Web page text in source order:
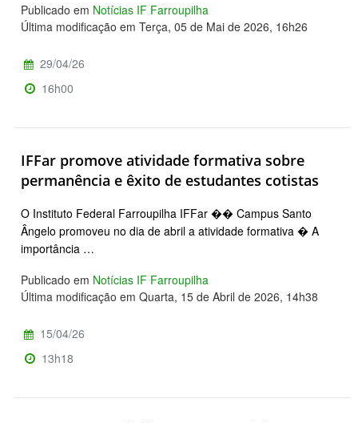
Publicado em Notícias IF Farroupilha
Última modificação em Terça, 05 de Mai de 2026, 16h26
29/04/26
16h00
IFFar promove atividade formativa sobre
permanência e êxito de estudantes cotistas
O Instituto Federal Farroupilha IFFar �� Campus Santo
Ângelo promoveu no dia de abril a atividade formativa � A
importância …
Publicado em Notícias IF Farroupilha
Última modificação em Quarta, 15 de Abril de 2026, 14h38
15/04/26
13h18